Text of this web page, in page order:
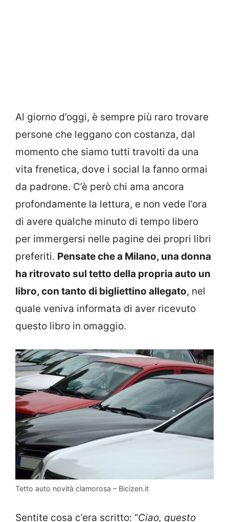
Al giorno d’oggi, è sempre più raro trovare
persone che leggano con costanza, dal
momento che siamo tutti travolti da una
vita frenetica, dove i social la fanno ormai
da padrone. C’è però chi ama ancora
profondamente la lettura, e non vede l’ora
di avere qualche minuto di tempo libero
per immergersi nelle pagine dei propri libri
preferiti. Pensate che a Milano, una donna
ha ritrovato sul tetto della propria auto un
libro, con tanto di bigliettino allegato, nel
quale veniva informata di aver ricevuto
questo libro in omaggio.
Tetto auto novità clamorosa – Bicizen.it
Sentite cosa c’era scritto: “Ciao, questo